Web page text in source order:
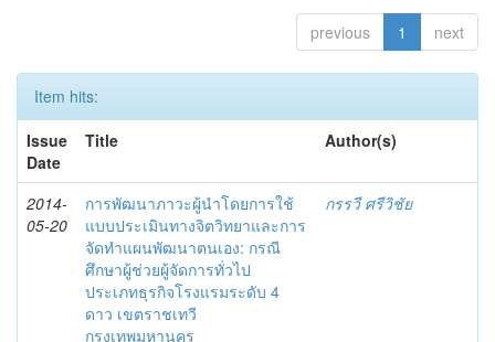
previous 1 next
Item hits:
Issue
Date
Title Author(s)
2014-
05-20
การพัฒนาภาวะผู้นำโดยการใช้
แบบประเมินทางจิตวิทยาและการ
จัดทำแผนพัฒนาตนเอง: กรณี
ศึกษาผู้ช่วยผู้จัดการทั่วไป
ประเภทธุรกิจโรงแรมระดับ 4
ดาว เขตราชเทวี
กรุงเทพมหานคร
กรรวี ศรีวิชัย